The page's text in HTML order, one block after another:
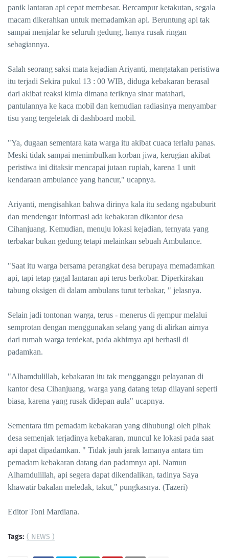
panik lantaran api cepat membesar. Bercampur ketakutan, segala
macam dikerahkan untuk memadamkan api. Beruntung api tak
sampai menjalar ke seluruh gedung, hanya rusak ringan
sebagiannya.
Salah seorang saksi mata kejadian Ariyanti, mengatakan peristiwa
itu terjadi Sekira pukul 13 : 00 WIB, diduga kebakaran berasal
dari akibat reaksi kimia dimana teriknya sinar matahari,
pantulannya ke kaca mobil dan kemudian radiasinya menyambar
tisu yang tergeletak di dashboard mobil.
"Ya, dugaan sementara kata warga itu akibat cuaca terlalu panas.
Meski tidak sampai menimbulkan korban jiwa, kerugian akibat
peristiwa ini ditaksir mencapai jutaan rupiah, karena 1 unit
kendaraan ambulance yang hancur," ucapnya.
Ariyanti, mengisahkan bahwa dirinya kala itu sedang ngabuburit
dan mendengar informasi ada kebakaran dikantor desa
Cihanjuang. Kemudian, menuju lokasi kejadian, ternyata yang
terbakar bukan gedung tetapi melainkan sebuah Ambulance.
"Saat itu warga bersama perangkat desa berupaya memadamkan
api, tapi tetap gagal lantaran api terus berkobar. Diperkirakan
tabung oksigen di dalam ambulans turut terbakar, " jelasnya.
Selain jadi tontonan warga, terus - menerus di gempur melalui
semprotan dengan menggunakan selang yang di alirkan airnya
dari rumah warga terdekat, pada akhirnya api berhasil di
padamkan.
"Alhamdulillah, kebakaran itu tak mengganggu pelayanan di
kantor desa Cihanjuang, warga yang datang tetap dilayani seperti
biasa, karena yang rusak didepan aula" ucapnya.
Sementara tim pemadam kebakaran yang dihubungi oleh pihak
desa semenjak terjadinya kebakaran, muncul ke lokasi pada saat
api dapat dipadamkan. " Tidak jauh jarak lamanya antara tim
pemadam kebakaran datang dan padamnya api. Namun
Alhamdulillah, api segera dapat dikendalikan, tadinya Saya
khawatir bakalan meledak, takut," pungkasnya. (Tazeri)
Editor Toni Mardiana.
Tags: ( NEWS )